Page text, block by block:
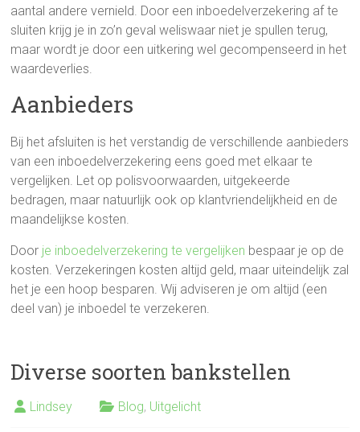
aantal andere vernield. Door een inboedelverzekering af te
sluiten krijg je in zo’n geval weliswaar niet je spullen terug,
maar wordt je door een uitkering wel gecompenseerd in het
waardeverlies.
Aanbieders
Bij het afsluiten is het verstandig de verschillende aanbieders
van een inboedelverzekering eens goed met elkaar te
vergelijken. Let op polisvoorwaarden, uitgekeerde
bedragen, maar natuurlijk ook op klantvriendelijkheid en de
maandelijkse kosten.
Door je inboedelverzekering te vergelijken bespaar je op de
kosten. Verzekeringen kosten altijd geld, maar uiteindelijk zal
het je een hoop besparen. Wij adviseren je om altijd (een
deel van) je inboedel te verzekeren.
Diverse soorten bankstellen
Lindsey Blog, Uitgelicht